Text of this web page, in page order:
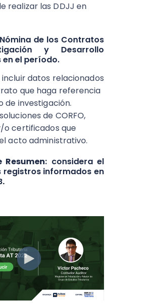
realizar las DDJJ en
de los Contratos
y Desarrollo
el período.
datos relacionados
que haga referencia
de investigación.
de CORFO,
certificados que
acto administrativo.
: considera el
registros informados en
.